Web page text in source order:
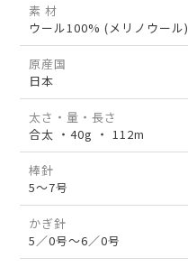
素 材
ウール100% (メリノウール)
原産国
日本
太さ・量・長さ
合太 ・40g ・ 112m
棒針
5～7号
かぎ針
5／0号～6／0号